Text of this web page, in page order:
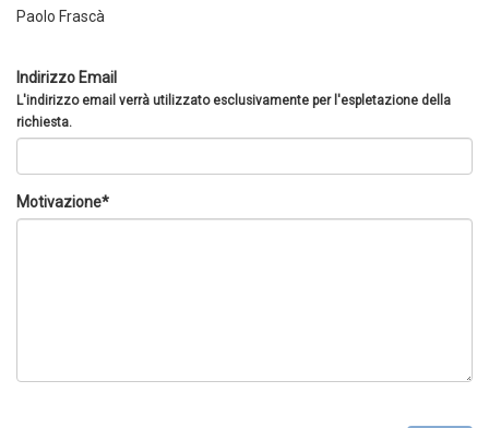
Paolo Frascà
Indirizzo Email
L'indirizzo email verrà utilizzato esclusivamente per l'espletazione della
richiesta.
Motivazione*